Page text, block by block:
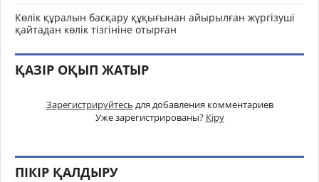
Көлік құралын басқару құқығынан айырылған жүргізуші
қайтадан көлік тізгініне отырған
ҚАЗІР ОҚЫП ЖАТЫР
Зарегистрируйтесь для добавления комментариев
Уже зарегистрированы? Кіру
ПІКІР ҚАЛДЫРУ